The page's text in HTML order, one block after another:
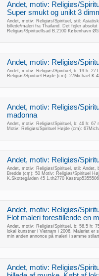
Andet, motiv: Religiøs/
Super smukt og unikt 3
Andet, motiv: Religiøs/Spirituel, stil:
billede/maleri fra Thailand. Det fejler
Religiøs/SpirituelIsad B.2100 København
Andet, motiv: Religiøs/
Andet, motiv: Religiøs/Spirituel, b: 19 h:
Religiøs/Spirituel Højde (cm): 27Michael
Andet, motiv: Religiøs/
madonna
Andet, motiv: Religiøs/Spirituel, b: 46 h: 67
Motiv: Religiøs/Spirituel Højde (cm):
Andet, motiv: Religiøs/
Andet, motiv: Religiøs/Spirituel, stil: Andet,
Bredde (cm): 50 Motiv: Religiøs/Spirituel
K.Skottegården 45 1.th2770
Andet, motiv: Religiøs/
Flot maleri forestillende en
Andet, motiv: Religiøs/Spirituel, b: 56,5 h:
lokal kunstner i Vietnam i 2006. Maleriet er
min anden annonce på maleri i samme
Andet, motiv: Religiøs/